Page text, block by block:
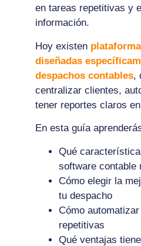
en tareas repetitivas y
información.
Hoy existen
diseñadas
despachos contables,
centralizar clientes,
tener reportes claros
En esta guía
Qué
software contable
Cómo elegir la
tu despacho
Cómo
repetitivas
Qué ventajas